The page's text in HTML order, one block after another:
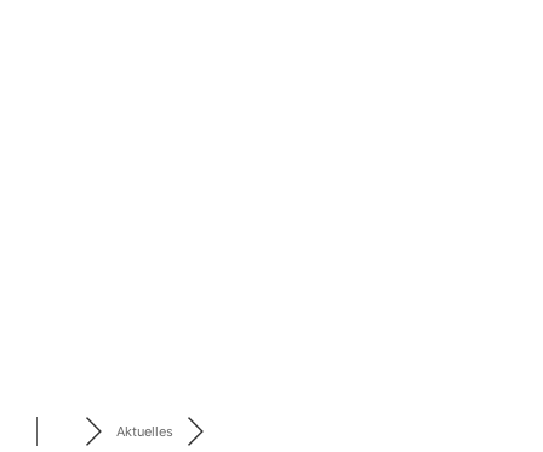
Aktuelles